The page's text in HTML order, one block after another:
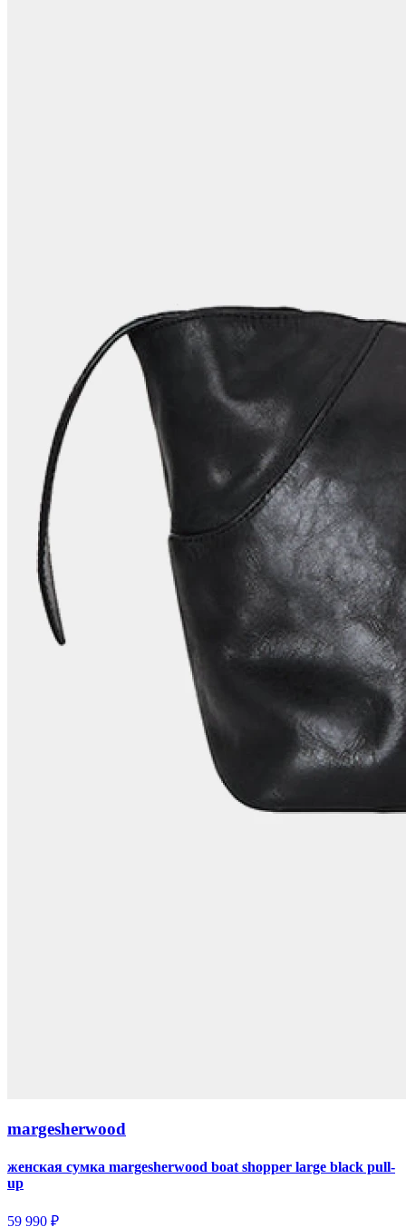
margesherwood
женская сумка margesherwood boat shopper large black pull-
up
59 990 ₽